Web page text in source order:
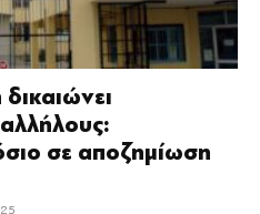
σε αποζημίωση